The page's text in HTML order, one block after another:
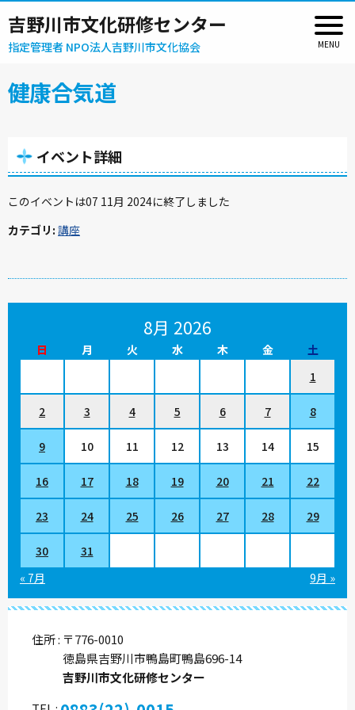
吉野川市文化研修センター
指定管理者 NPO法人吉野川市文化協会
健康合気道
イベント詳細
このイベントは07 11月 2024に終了しました
カテゴリ: 講座
8月 2026
日 月 火 水 木 金
土
1
2 3 4 5 6 7 8
9 10 11 12 13 14 15
16 17 18 19 20 21 22
23 24 25 26 27 28 29
30
31
« 7月
9月 »
住所 〒776-0010
徳島県吉野川市鴨島町鴨島696-14
吉野川市文化研修センター